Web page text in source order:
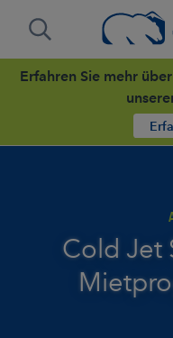
Erfahren Sie mehr
Cold Jet